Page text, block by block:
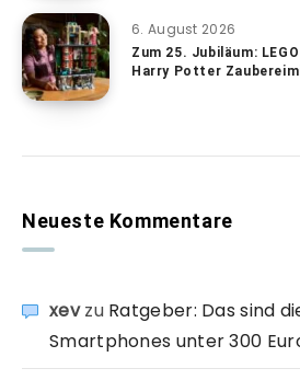
6. August 2026
Zum 25. Jubiläum:
Harry Potter
Neueste Kommentare
xevzu Ratgeber: Das sind
Smartphones unter 300